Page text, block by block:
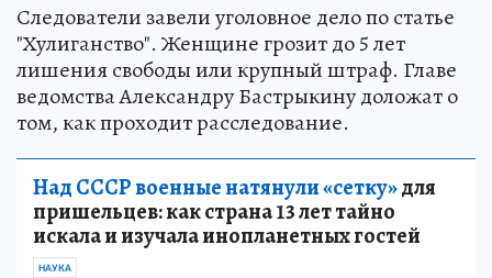
Следователи завели уголовное дело по статье
"Хулиганство". Женщине грозит до 5 лет
лишения свободы или крупный штраф. Главе
ведомства Александру Бастрыкину доложат о
том, как проходит расследование.
Над СССР военные натянули «сетку»для
пришельцев: как страна 13 лет тайно
искала и изучала инопланетных гостей
НАУКА